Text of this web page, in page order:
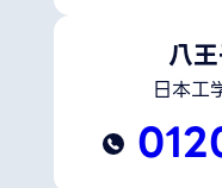
八
日本工